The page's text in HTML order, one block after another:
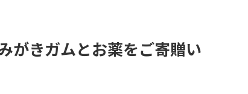
がきガムとお薬をご寄贈い